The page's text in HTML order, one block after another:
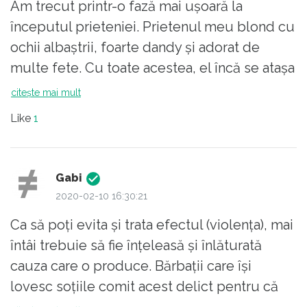
avut curajul s-o rupi. Acum, după 20 de ani e
încă frumoasă, atrăgătoare. Și-a refăcut viața
cu un om care o apreciază. Deci? Are rost să
stai cu unul care nu te apreciază? Cu unul
care te bate nici atât.
Am trecut printr-o fază mai ușoară la
începutul prieteniei. Prietenul meu blond cu
ochii albaștrii, foarte dandy și adorat de
multe fete. Cu toate acestea, el încă se atașa
de mine și fratelui meu. Asta se întâmplator
scos pe hol și m-a pus la zid și mi-a cerut să
nu mai fac greșeli. Din păcate, am continuat
această greșeală până când mi-a cerut
citește mai mult
Like 1
Gabi
2020-02-10 16:30:21
Ca să poți evita şi trata efectul (violența), mai
întâi trebuie să fie înţeleasă și înlăturată
cauza care o produce. Bărbații care își
lovesc soțiile comit acest delict pentru că